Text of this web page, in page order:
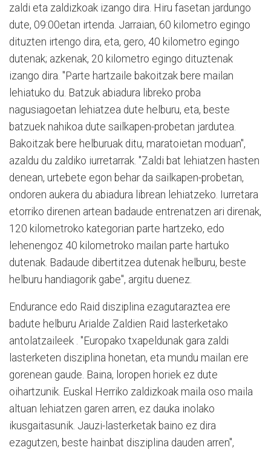
zaldi eta zaldizkoak izango dira. Hiru fasetan jardungo
dute, 09:00etan irtenda. Jarraian, 60 kilometro egingo
dituzten irtengo dira, eta, gero, 40 kilometro egingo
dutenak; azkenak, 20 kilometro egingo dituztenak
izango dira. "Parte hartzaile bakoitzak bere mailan
lehiatuko du. Batzuk abiadura libreko proba
nagusiagoetan lehiatzea dute helburu, eta, beste
batzuek nahikoa dute sailkapen-probetan jardutea.
Bakoitzak bere helburuak ditu, maratoietan moduan",
azaldu du zaldiko iurretarrak. "Zaldi bat lehiatzen hasten
denean, urtebete egon behar da sailkapen-probetan,
ondoren aukera du abiadura librean lehiatzeko. Iurretara
etorriko direnen artean badaude entrenatzen ari direnak,
120 kilometroko kategorian parte hartzeko, edo
lehenengoz 40 kilometroko mailan parte hartuko
dutenak. Badaude dibertitzea dutenak helburu, beste
helburu handiagorik gabe", argitu duenez.
Endurance edo Raid disziplina ezagutaraztea ere
badute helburu Arialde Zaldien Raid lasterketako
antolatzaileek . "Europako txapeldunak gara zaldi
lasterketen disziplina honetan, eta mundu mailan ere
gorenean gaude. Baina, loropen horiek ez dute
oihartzunik. Euskal Herriko zaldizkoak maila oso maila
altuan lehiatzen garen arren, ez dauka inolako
ikusgaitasunik. Jauzi-lasterketak baino ez dira
ezagutzen, beste hainbat disziplina dauden arren",